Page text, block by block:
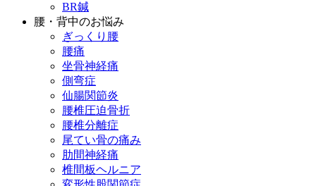
BR鍼
腰・背中のお悩み
ぎっくり腰
腰痛
坐骨神経痛
側弯症
仙腸関節炎
腰椎圧迫骨折
腰椎分離症
尾てい骨の痛み
肋間神経痛
椎間板ヘルニア